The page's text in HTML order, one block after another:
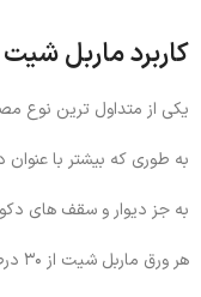
کاربرد ماربل شیت
یکی از متداول ترین نوع
به طوری که بیشتر با
به جز دیوار و سقف های
هر ورق ماربل شیت از ۳۰ درصد پودر سنگ و ۷۰ درصد پی وی سی تشکیل شده است که باعث شده به نسبت محصولات پی وی سی استحکام بالاتری داشته باشد.